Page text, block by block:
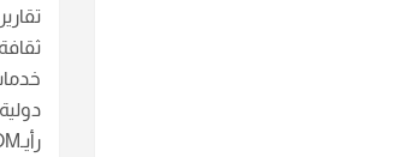
دولية
رأيـCOM